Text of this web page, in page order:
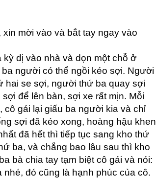
mời vào và bắt tay ngay vào
dị vào nhà và dọn một chỗ ở
người có thể ngồi kéo sợi. Người
hai se sợi, người thứ ba quay sợi
để lên bàn, sợi xe rất mịn. Mỗi
cô gái lại giấu ba người kia và chỉ
sợi đã kéo xong, hoàng hậu khen
đã hết thì tiếp tục sang kho thứ
ba, và chẳng bao lâu sau thì kho
bà chia tay tạm biệt cô gái và nói:
đó cũng là hạnh phúc của cô.